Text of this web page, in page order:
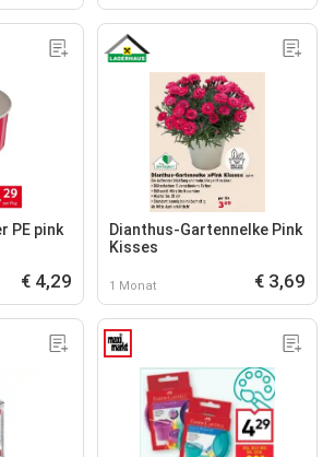
PE pink
€ 4,29
Dianthus-Gartennelke Pink
Kisses
1 Monat € 3,69